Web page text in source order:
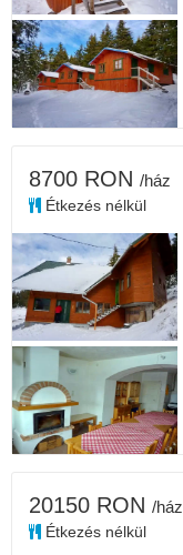
8700 RON /ház
Étkezés nélkül
20150 RON /ház
Étkezés nélkül